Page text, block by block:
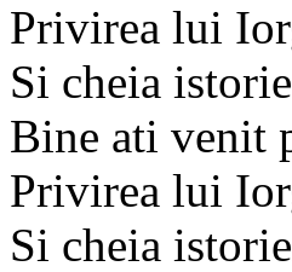
Privirea lui
Si cheia
Bine ati venit
Privirea lui
Si cheia